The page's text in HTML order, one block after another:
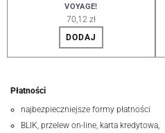
VOYAGE!
70,12 zł
DODAJ
Płatności
najbezpieczniejsze formy płatności
BLIK, przelew on-line, karta kredytowa,